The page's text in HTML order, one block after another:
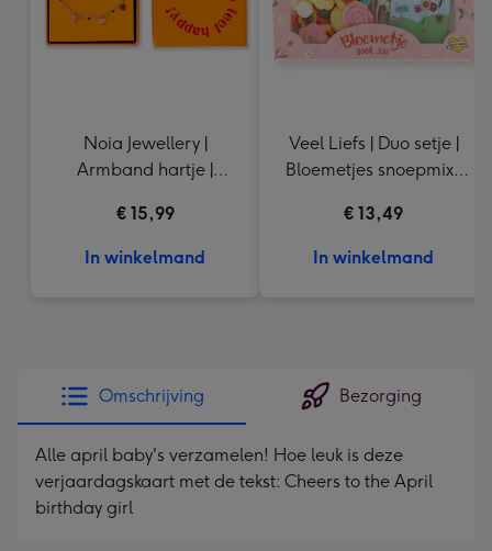
Noia Jewellery |
Armband hartje |
€ 15,99
In winkelmand
Veel Liefs | Duo setje |
Bloemetjes snoepmix |
€ 13,49
In winkelmand
Omschrijving Bezorging
Alle april baby's verzamelen! Hoe leuk is deze
verjaardagskaart met de tekst: Cheers to the April
birthday girl